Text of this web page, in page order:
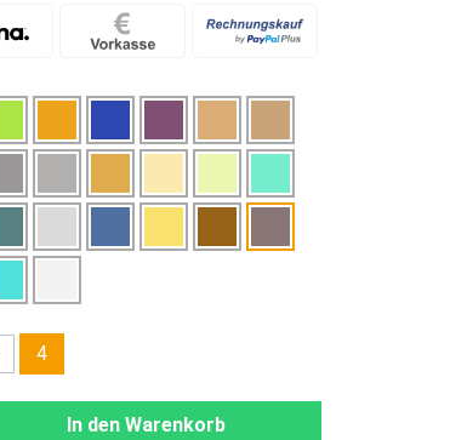
4
Gib den gewünschten Wert ein
In den Warenkorb